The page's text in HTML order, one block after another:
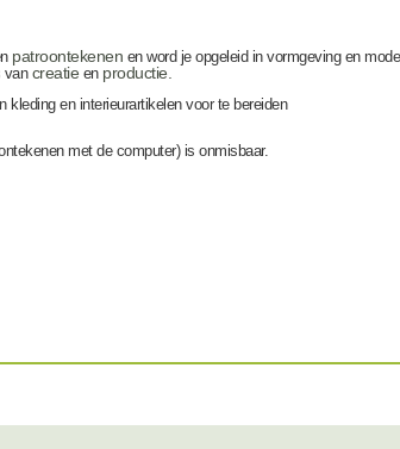
patroontekenen en word je opgeleid in vormgeving en
van creatie en productie.
en interieurartikelen voor te bereiden
met de computer) is onmisbaar.